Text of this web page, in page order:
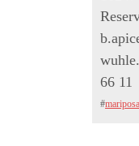
66 11
#mariposa